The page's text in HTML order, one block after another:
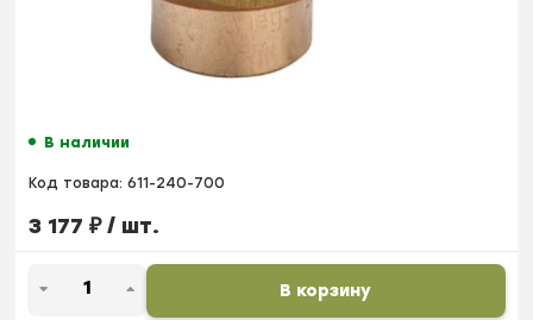
В наличии
Код товара: 611-240-700
3 177 ₽/ шт.
В корзину